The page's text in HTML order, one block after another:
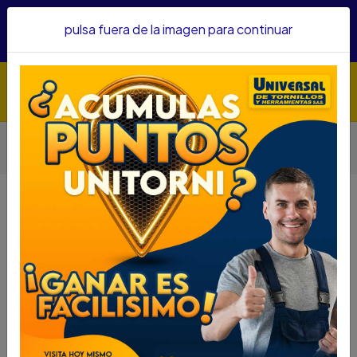
confianza&nbsp;Recibe un KIT PARRILLERO por compras
Herramientas Herramienta Eléctrica
PULIDORA DEWALT 6500RPM 2400W 9" DWE4559-B3 /
GATILLO
PULIDORA DEWALT 6500RPM
2400W 9" DWE4559-B3 / GATILLO
PULIDORA INDUSTRIAL 9 PULG DEWALT DWE4559-
B3
SKU...70690070
DESCRIPCIÓN..
pulsa fuera de la imagen para continuar